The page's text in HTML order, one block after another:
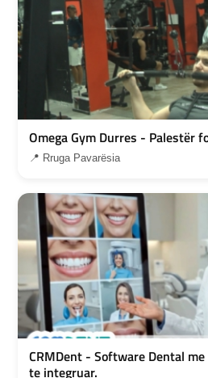
Omega Gym Durres - Palestër
📍 Rruga Pavarësia
CRMDent - Software Dental
te integruar.